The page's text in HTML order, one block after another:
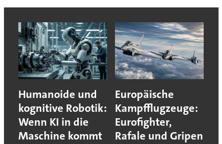
Humanoide und
kognitive Robotik:
Wenn KI in die
Maschine kommt
Europäische
Kampfflugzeuge:
Eurofighter,
Rafale und Gripen